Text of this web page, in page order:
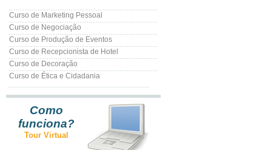
Curso de Marketing Pessoal
Curso de Negociação
Curso de Produção de Eventos
Curso de Recepcionista de Hotel
Curso de Decoração
Curso de Ética e Cidadania
Como
funciona?
Tour Virtual